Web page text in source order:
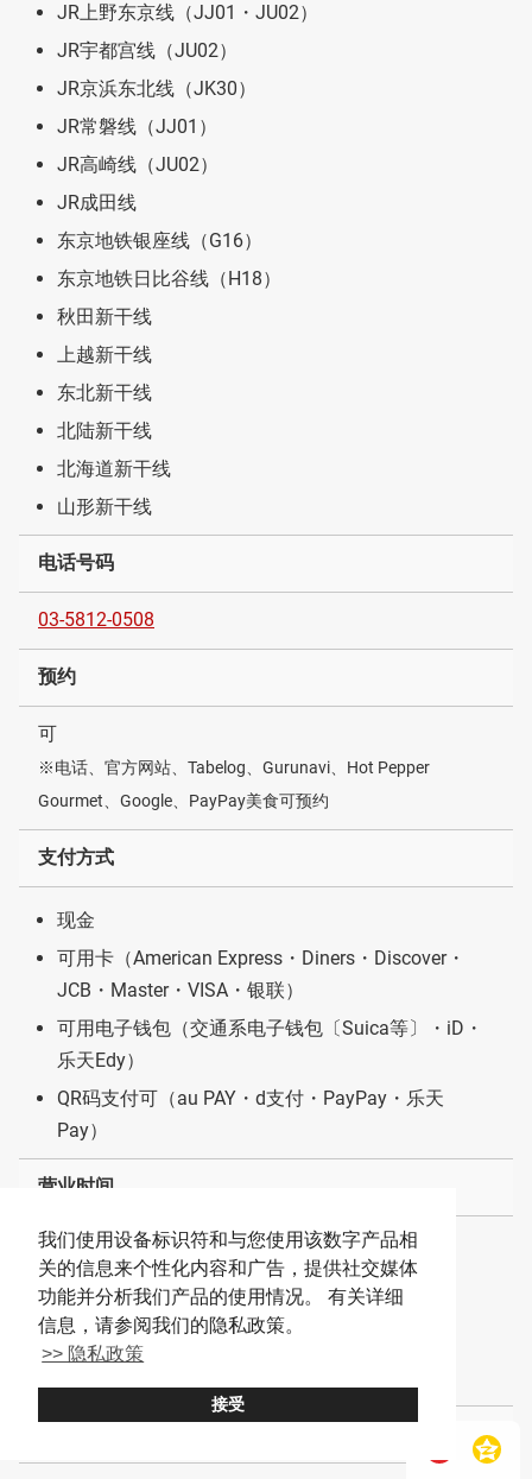
我们使用设备标识符和与您使用该数字产品相
关的信息来个性化内容和广告，提供社交媒体
功能并分析我们产品的使用情况。 有关详细
信息，请参阅我们的隐私政策。
>> 隐私政策
接受
JR上野东京线（JJ01・JU02）
JR宇都宫线（JU02）
JR京浜东北线（JK30）
JR常磐线（JJ01）
JR高崎线（JU02）
JR成田线
东京地铁银座线（G16）
东京地铁日比谷线（H18）
秋田新干线
上越新干线
东北新干线
北陆新干线
北海道新干线
山形新干线
电话号码
03-5812-0508
预约
可
※电话、官方网站、Tabelog、Gurunavi、Hot Pepper
Gourmet、Google、PayPay美食可预约
支付方式
现金
可用卡（American Express・Diners・Discover・
JCB・Master・VISA・银联）
可用电子钱包（交通系电子钱包〔Suica等〕・iD・
乐天Edy）
QR码支付可（au PAY・d支付・PayPay・乐天
Pay）
营业时间
周一至周四 16:00～23:15 (LO)
周五及节假日前一天 16:00～次日4:00 (LO)
周六 12:00次日4:00 (LO)
周日 12:00～23:00（LO）